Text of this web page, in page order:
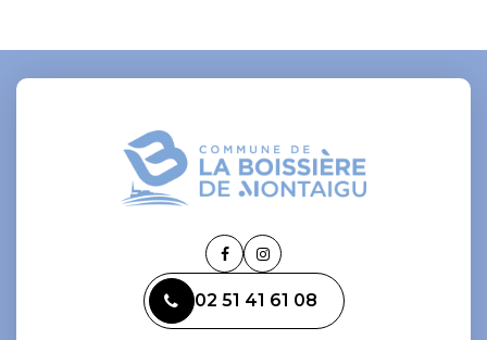
Lien
le
compte
Lien
le
compte
02 51 41 61 08